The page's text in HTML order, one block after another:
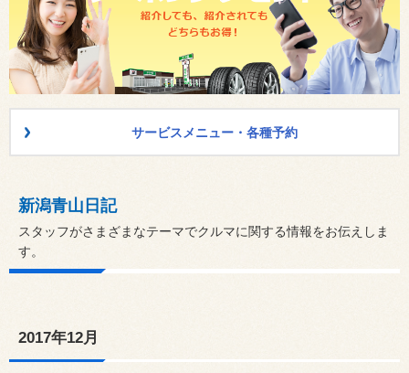
サービスメニュー・各種予約
新潟青山日記
スタッフがさまざまなテーマでクルマに関する情報をお伝えしま
す。
2017年12月